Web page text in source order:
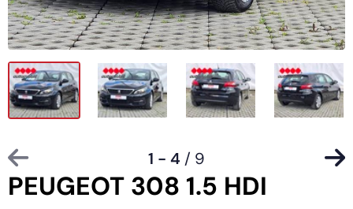
PEUGEOT 308 1.5 HDI
1 - 4 / 9